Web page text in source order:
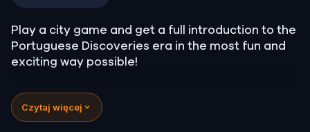
Play a city game and get a full introduction to the
Portuguese Discoveries era in the most fun and
exciting way possible!
In this treasure hunt across the historical
neighbourhood of Belem, you will visit the Belém
Tower, Monument to the Discoveries, Jeronimos
Czytaj więcej